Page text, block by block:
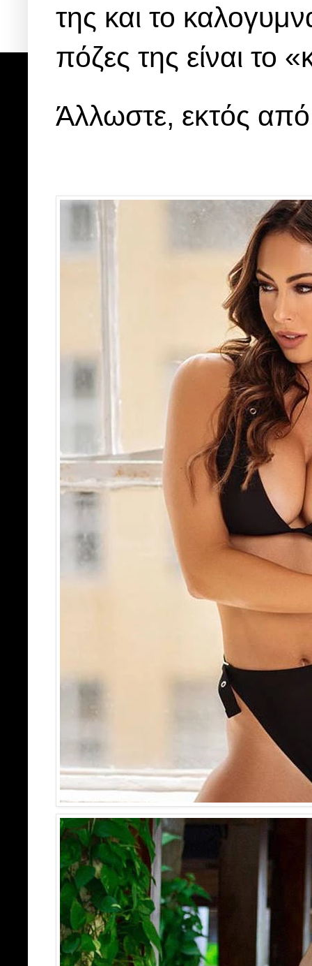
της και το
πόζες της είναι το
Άλλωστε, εκτός από